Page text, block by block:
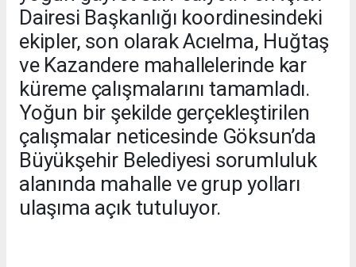
Dairesi Başkanlığı koordinesindeki
ekipler, son olarak Acıelma, Huğtaş
ve Kazandere mahallelerinde kar
küreme çalışmalarını tamamladı.
Yoğun bir şekilde gerçekleştirilen
çalışmalar neticesinde Göksun’da
Büyükşehir Belediyesi sorumluluk
alanında mahalle ve grup yolları
ulaşıma açık tutuluyor.